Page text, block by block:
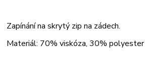
Zapínání na skrytý zip na zádech.
Materiál: 70% viskóza, 30% polyester